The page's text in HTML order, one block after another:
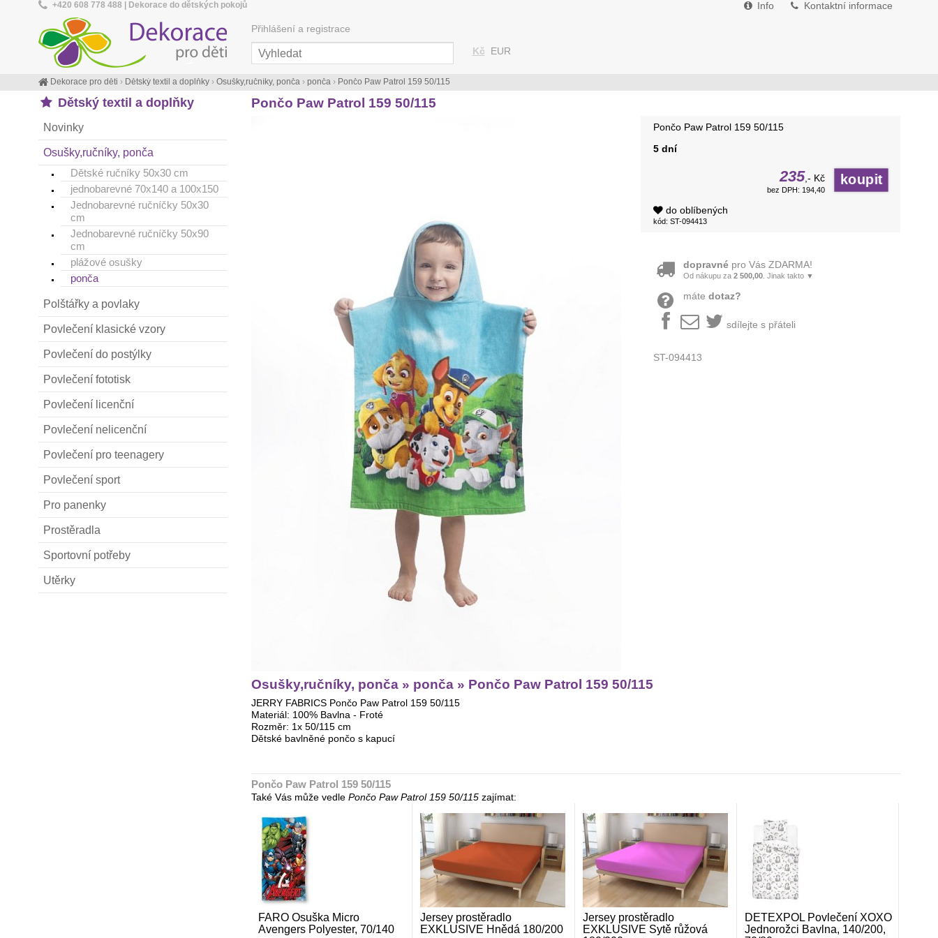
Pončo Paw Patrol 159 50/115
Pončo Paw Patrol 159 50/115
5 dní
235,- Kč
bez DPH: 194,40
do oblíbených
kód: ST-094413
dopravné pro Vás ZDARMA!
Od nákupu za2 500,00 . Jinak takto ▼
mátedotaz?
sdílejte s přáteli
ST-094413
Osušky,ručníky, ponča » ponča » Pončo Paw Patrol 159 50/115
JERRY FABRICS Pončo Paw Patrol 159 50/115
Materiál: 100% Bavlna - Froté
Rozměr: 1x 50/115 cm
Dětské bavlněné pončo s kapucí
Pončo Paw Patrol 159 50/115
Také Vás může vedle Pončo Paw Patrol 159 50/115zajímat:
FARO Osuška Micro
Avengers Polyester, 70/140
Jersey prostěradlo
EXKLUSIVE Hnědá 180/200
Jersey prostěradlo
EXKLUSIVE Sytě růžová
DETEXPOL Povlečení XOXO
Jednorožci Bavlna, 140/200,
Dětský textil a doplňky
Novinky
Osušky,ručníky, ponča
Dětské ručníky 50x30 cm
jednobarevné 70x140 a 100x150
Jednobarevné ručníčky 50x30
cm
Jednobarevné ručníčky 50x90
cm
plážové osušky
ponča
Polštářky a povlaky
Povlečení klasické vzory
Povlečení do postýlky
Povlečení fototisk
Povlečení licenční
Povlečení nelicenční
Povlečení pro teenagery
Povlečení sport
Pro panenky
Prostěradla
Sportovní potřeby
Utěrky
Info Kontaktní informace
Dekorace pro děti › Dětský textil a doplňky› Osušky,ručníky, ponča › ponča › Pončo Paw Patrol 159 50/115
+420 608 778 488 | Dekorace do dětských pokojů
Kč EUR
Přihlášení a registrace